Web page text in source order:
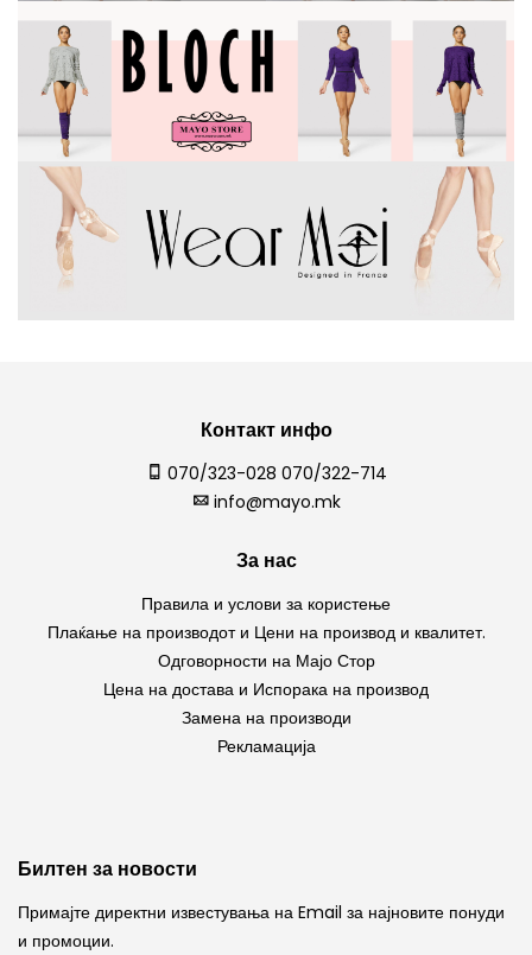
Контакт инфо
070/323-028 070/322-714
info@mayo.mk
За нас
Правила и услови за користење
Плаќање на производот и Цени на производ и квалитет.
Одговорности на Мајо Стор
Цена на достава и Испорака на производ
Замена на производи
Рекламација
Билтен за новости
Примајте директни известувања на Email за најновите понуди
и промоции.